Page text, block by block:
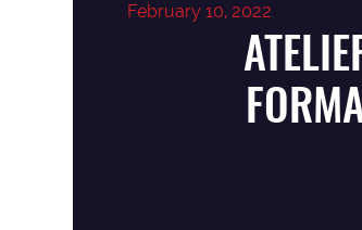
February 10, 2022